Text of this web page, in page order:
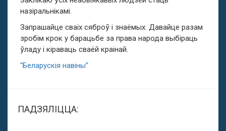
назіральнікамі.
Запрашайце сваіх сяброў і знаёмых. Давайце разам
зробім крок у барацьбе за права народа выбіраць
ўладу і кіраваць сваёй краінай.
“Беларускія навіны”
ПАДЗЯЛІЦЦА: